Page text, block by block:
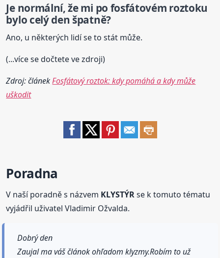
Je normální, že mi po fosfátovém roztoku
bylo celý den špatně?
Ano, u některých lidí se to stát může.
(...více se dočtete ve zdroji)
Zdroj: článekFosfátový roztok: kdy pomáhá a kdy může
uškodit
Poradna
V naší poradně s názvem KLYSTÝRse k tomuto tématu
vyjádřil uživatel Vladimir Ožvalda.
Dobrý den
Zaujal ma váš článok ohľadom klyzmy.Robím to už